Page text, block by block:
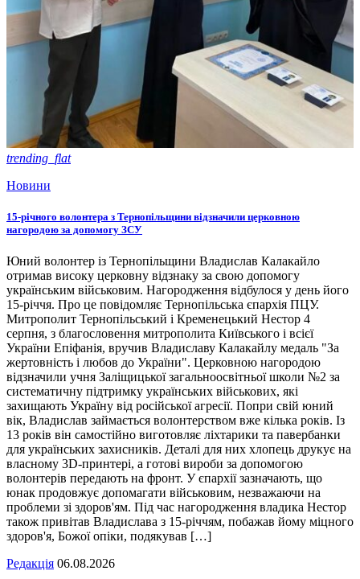
trending_flat
Новини
15-річного волонтера з Тернопільщини відзначили церковною
нагородою за допомогу ЗСУ
Юний волонтер із Тернопільщини Владислав Калакайло
отримав високу церковну відзнаку за свою допомогу
українським військовим. Нагородження відбулося у день його
15-річчя. Про це повідомляє Тернопільська єпархія ПЦУ.
Митрополит Тернопільський і Кременецький Нестор 4
серпня, з благословення митрополита Київського і всієї
України Епіфанія, вручив Владиславу Калакайлу медаль "За
жертовність і любов до України". Церковною нагородою
відзначили учня Заліщицької загальноосвітньої школи №2 за
систематичну підтримку українських військових, які
захищають Україну від російської агресії. Попри свій юний
вік, Владислав займається волонтерством вже кілька років. Із
13 років він самостійно виготовляє ліхтарики та павербанки
для українських захисників. Деталі для них хлопець друкує на
власному 3D-принтері, а готові вироби за допомогою
волонтерів передають на фронт. У єпархії зазначають, що
юнак продовжує допомагати військовим, незважаючи на
проблеми зі здоров'ям. Під час нагородження владика Нестор
також привітав Владислава з 15-річчям, побажав йому міцного
здоров'я, Божої опіки, подякував […]
Редакція 06.08.2026